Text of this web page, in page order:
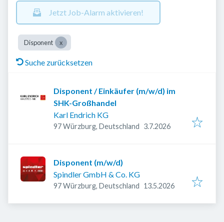
Jetzt Job-Alarm aktivieren!
Disponent
Suche zurücksetzen
Disponent / Einkäufer (m/w/d) im
SHK-Großhandel
Karl Endrich KG
97 Würzburg, Deutschland Veröffentlicht
3.7.2026
Disponent (m/w/d)
Spindler GmbH & Co. KG
97 Würzburg, Deutschland Veröffentlicht
13.5.2026